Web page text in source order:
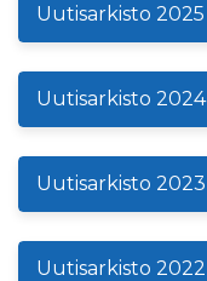
Uutisarkisto 2025
Uutisarkisto 2024
Uutisarkisto 2023
Uutisarkisto 2022